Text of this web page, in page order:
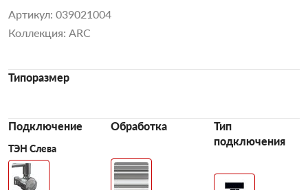
Артикул: 039021004
Коллекция: ARC
Типоразмер
Подключение
ТЭН Слева
Обработка
Тип
подключения